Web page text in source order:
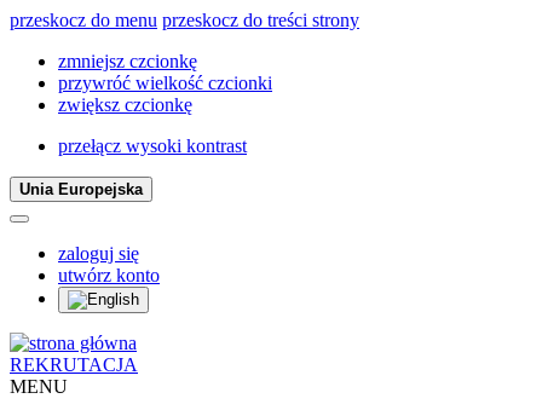
przeskocz do menu przeskocz do treści strony
zmniejsz czcionkę
przywróć wielkość czcionki
zwiększ czcionkę
przełącz wysoki kontrast
Unia Europejska
zaloguj się
utwórz konto
REKRUTACJA
MENU